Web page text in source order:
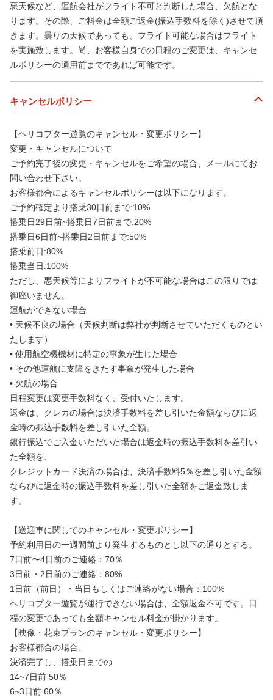
悪天候など、運航会社がフライト不可と判断した場合、欠航とな
ります。その際、ご料金は全額ご返金(振込手数料を除く)させて頂
きます。曇りの天候であっても、フライト可能な場合はフライト
を実施致します。尚、お客様自身での日程のご変更は、キャンセ
ルポリシーの適用前までであれば可能です。
キャンセルポリシー
【ヘリコプター遊覧のキャンセル・変更ポリシー】
変更・キャンセルについて
ご予約完了後の変更・キャンセルをご希望の場合、メールにてお
問い合わせ下さい。
お客様都合によるキャンセルポリシーは以下になります。
ご予約確定より搭乗30日前まで:10%
搭乗日29日前~搭乗日7日前まで:20%
搭乗日6日前~搭乗日2日前まで:50%
搭乗前日:80%
搭乗当日:100%
ただし、悪天候等によりフライトが不可能な場合はこの限りでは
御座いません。
運航ができない場合
• 天候不良の場合（天候判断は弊社が判断させていただくものとい
たします）
• 使用航空機機材に特定の事象が生じた場合
• その他運航に支障をきたす事象が発生した場合
• 欠航の場合
日程変更は変更手数料なく、受付いたします。
返金は、クレカの場合は決済手数料を差し引いた金額ならびに返
金時の振込手数料を差し引いた全額。
銀行振込でご入金いただいた場合は返金時の振込手数料を差引い
た全額を、
クレジットカード決済の場合は、決済手数料5％を差し引いた金額
ならびに返金時の振込手数料を差し引いた全額をご返金致しま
す。
【送迎車に関してのキャンセル・変更ポリシー】
予約利用日の一週間前より発生するものとし以下の通りとする。
7日前〜4日前のご連絡：70％
3日前・2日前のご連絡：80%
1日前（前日）・当日もしくはご連絡がない場合：100%
ヘリコプター遊覧が運行できない場合は、全額返金不可です。日
程の変更であっても全額キャンセル料金が掛かります。
【映像・花束プランのキャンセル・変更ポリシー】
お客様都合の場合、
決済完了し、搭乗日までの
14~7日前 50％
6~3日前 60％